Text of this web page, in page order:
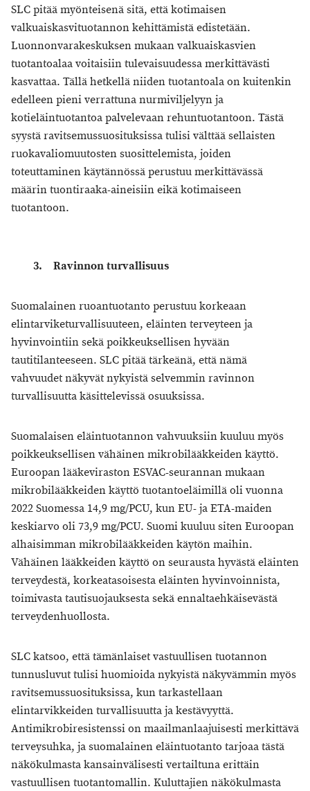
SLC pitää myönteisenä sitä, että kotimaisen
valkuaiskasvituotannon kehittämistä edistetään.
Luonnonvarakeskuksen mukaan valkuaiskasvien
tuotantoalaa voitaisiin tulevaisuudessa merkittävästi
kasvattaa. Tällä hetkellä niiden tuotantoala on kuitenkin
edelleen pieni verrattuna nurmiviljelyyn ja
kotieläintuotantoa palvelevaan rehuntuotantoon. Tästä
syystä ravitsemussuosituksissa tulisi välttää sellaisten
ruokavaliomuutosten suosittelemista, joiden
toteuttaminen käytännössä perustuu merkittävässä
määrin tuontiraaka-aineisiin eikä kotimaiseen
tuotantoon.
3. Ravinnon turvallisuus
Suomalainen ruoantuotanto perustuu korkeaan
elintarviketurvallisuuteen, eläinten terveyteen ja
hyvinvointiin sekä poikkeuksellisen hyvään
tautitilanteeseen. SLC pitää tärkeänä, että nämä
vahvuudet näkyvät nykyistä selvemmin ravinnon
turvallisuutta käsittelevissä osuuksissa.
Suomalaisen eläintuotannon vahvuuksiin kuuluu myös
poikkeuksellisen vähäinen mikrobilääkkeiden käyttö.
Euroopan lääkeviraston ESVAC-seurannan mukaan
mikrobilääkkeiden käyttö tuotantoeläimillä oli vuonna
2022 Suomessa 14,9 mg/PCU, kun EU- ja ETA-maiden
keskiarvo oli 73,9 mg/PCU. Suomi kuuluu siten Euroopan
alhaisimman mikrobilääkkeiden käytön maihin.
Vähäinen lääkkeiden käyttö on seurausta hyvästä eläinten
terveydestä, korkeatasoisesta eläinten hyvinvoinnista,
toimivasta tautisuojauksesta sekä ennaltaehkäisevästä
terveydenhuollosta.
SLC katsoo, että tämänlaiset vastuullisen tuotannon
tunnusluvut tulisi huomioida nykyistä näkyvämmin myös
ravitsemussuosituksissa, kun tarkastellaan
elintarvikkeiden turvallisuutta ja kestävyyttä.
Antimikrobiresistenssi on maailmanlaajuisesti merkittävä
terveysuhka, ja suomalainen eläintuotanto tarjoaa tästä
näkökulmasta kansainvälisesti vertailtuna erittäin
vastuullisen tuotantomallin. Kuluttajien näkökulmasta